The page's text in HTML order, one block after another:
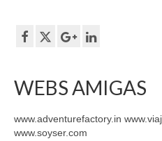
WEBS AMIGAS
www.adventurefactory.in
www.soyser.com